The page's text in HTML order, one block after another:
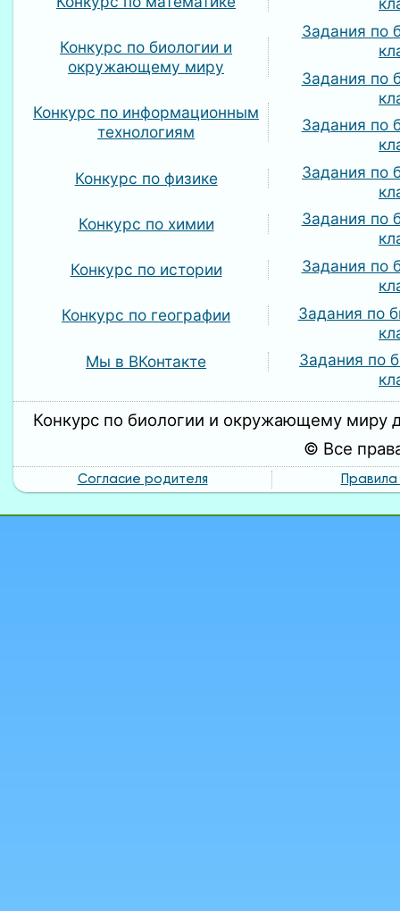
Конкурс по биологии и
окружающему миру
Конкурс по информационным
технологиям
Конкурс по физике
Конкурс по химии
Конкурс по истории
Конкурс по географии
Мы в ВКонтакте
Задания по
Задания по
Задания по
Задания по
Задания по
Задания по
Задания по
Задания по
Конкурс по биологии и окружающему миру
© Все
Согласие родителя Правила